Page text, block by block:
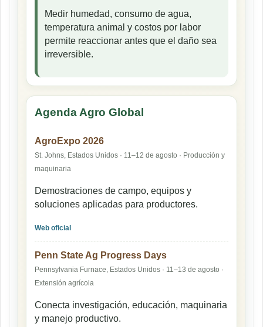
Medir humedad, consumo de agua,
temperatura animal y costos por labor
permite reaccionar antes que el daño sea
irreversible.
Agenda Agro Global
AgroExpo 2026
St. Johns, Estados Unidos · 11–12 de agosto · Producción y
maquinaria
Demostraciones de campo, equipos y
soluciones aplicadas para productores.
Web oficial
Penn State Ag Progress Days
Pennsylvania Furnace, Estados Unidos · 11–13 de agosto ·
Extensión agrícola
Conecta investigación, educación, maquinaria
y manejo productivo.